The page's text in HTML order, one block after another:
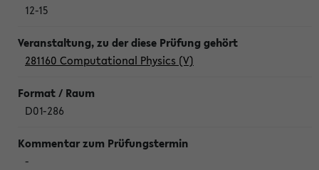
12-15
281160 Computational Physics (V)
D01-286
-